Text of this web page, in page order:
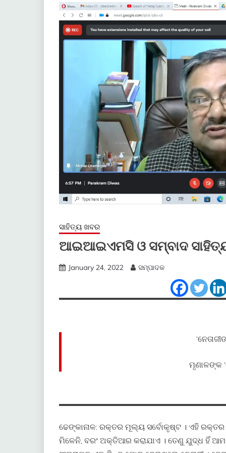
ସାହିତ୍ୟ ଖବର
ଆଇଆଇଏମସି ଓ ସମ୍ବାଦ
January 24, 2022 ସମ୍ପାଦକ
ମୃଣାଳଙ୍କ
ଢେଙ୍କାନାଳ: ରକ୍ତର ମୂଲ୍ୟ ସର୍ବୋକୃଷ୍ଟ । ଏହି ରକ୍ତର
ମିଳେନି, ବରଂ ଅକ୍ତିଆର କରାଯାଏ । ତେଣୁ ଯୁଦ୍ଧ ହିଁ ଆମକୁ